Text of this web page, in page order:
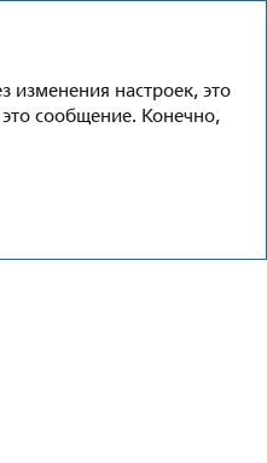
изменения настроек, это
сообщение. Конечно,